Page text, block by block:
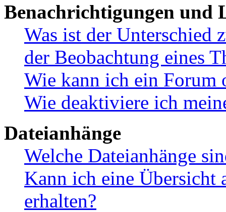
Benachrichtigungen und
Was ist der Unterschied
der Beobachtung eines
Wie kann ich ein Forum
Wie deaktiviere ich
Dateianhänge
Welche Dateianhänge
Kann ich eine Übersicht
erhalten?